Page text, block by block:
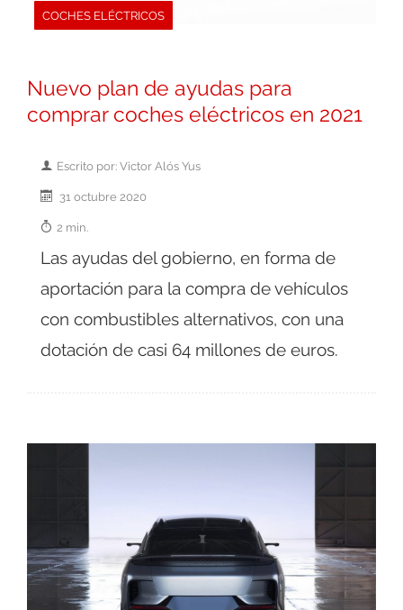
COCHES ELÉCTRICOS
Nuevo plan de ayudas para
comprar coches eléctricos en 2021
Escrito por: Victor Alós Yus
31 octubre 2020
2 min.
Las ayudas del gobierno, en forma de
aportación para la compra de vehículos
con combustibles alternativos, con una
dotación de casi 64 millones de euros.